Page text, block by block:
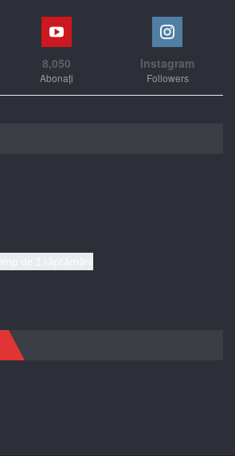
8,050
Abonați
Instagram
Followers